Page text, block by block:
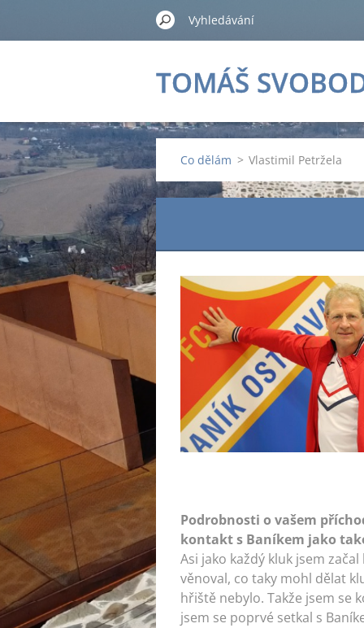
TOMÁŠ
Co dělám > Vlastimil Petržela
Podrobnosti o vašem
kontakt s Baníkem jako
Asi jako každý kluk jsem
věnoval, co taky mohl dělat
hřiště nebylo. Takže jsem se
jsem se poprvé setkal s